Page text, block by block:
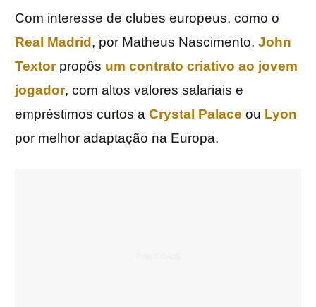
Com interesse de clubes europeus, como o
Real Madrid , por Matheus Nascimento, John
Textorpropôs um contrato criativo ao jovem
jogador, com altos valores salariais e
empréstimos curtos a Crystal Palace ou Lyon
por melhor adaptação na Europa.